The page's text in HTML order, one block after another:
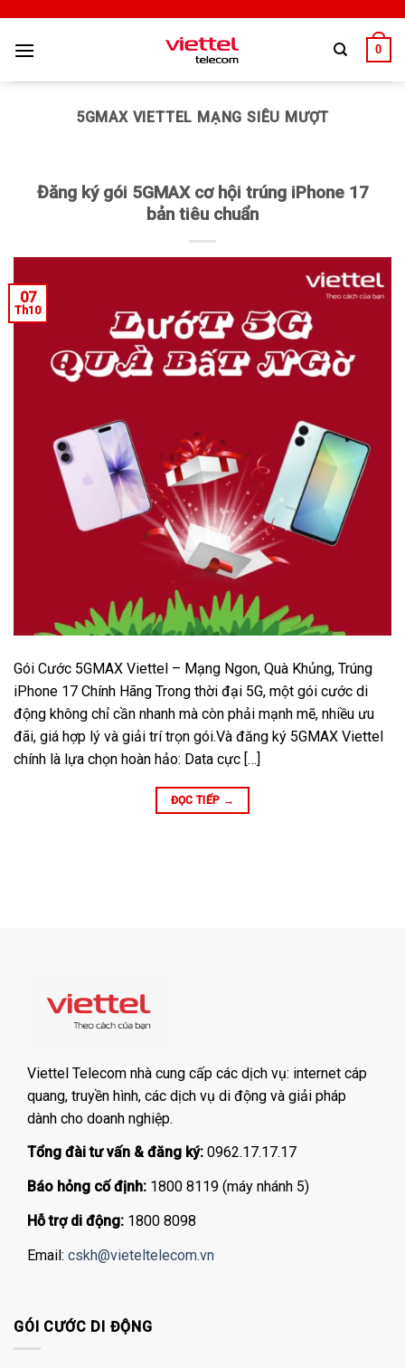
0
5GMAX VIETTEL MẠNG SIÊU MƯỢT
Đăng ký gói 5GMAX cơ hội trúng iPhone 17
bản tiêu chuẩn
07
Th10
Gói Cước 5GMAX Viettel – Mạng Ngon, Quà Khủng, Trúng
iPhone 17 Chính Hãng Trong thời đại 5G, một gói cước di
động không chỉ cần nhanh mà còn phải mạnh mẽ, nhiều ưu
đãi, giá hợp lý và giải trí trọn gói.Và đăng ký 5GMAX Viettel
chính là lựa chọn hoàn hảo: Data cực […]
ĐỌC TIẾP →
Viettel Telecom nhà cung cấp các dịch vụ: internet cáp
quang, truyền hình, các dịch vụ di động và giải pháp
dành cho doanh nghiệp.
Tổng đài tư vấn & đăng ký: 0962.17.17.17
Báo hỏng cố định: 1800 8119 (máy nhánh 5)
Hỗ trợ di động: 1800 8098
Email: cskh@vieteltelecom.vn
GÓI CƯỚC DI ĐỘNG